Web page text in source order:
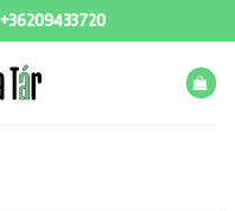
+36209433720